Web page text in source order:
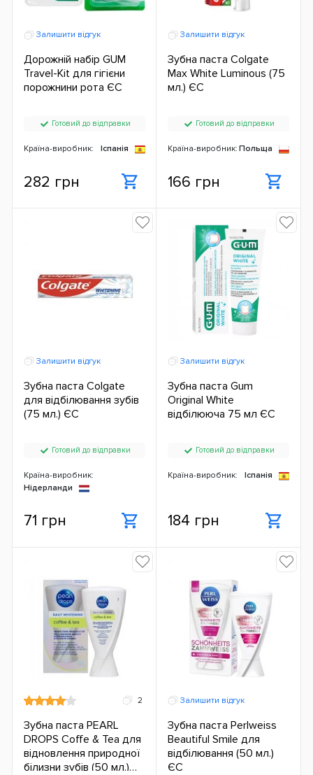
Залишити відгук
Дорожній набір GUM
Travel-Kit для гігієни
порожнини рота ЄС
Готовий до відправки
Країна-виробник: Іспанія
282 грн
Залишити відгук
Зубна паста Colgate
Max White Luminous (75
мл.) ЄС
Готовий до відправки
Країна-виробник: Польща
166 грн
Залишити відгук
Зубна паста Colgate
для відбілювання зубів
(75 мл.) ЄС
Готовий до відправки
Країна-виробник:
Нідерланди
71 грн
Залишити відгук
Зубна паста Gum
Original White
відбілююча 75 мл ЄС
Готовий до відправки
Країна-виробник: Іспанія
184 грн
2
Зубна паста PEARL
DROPS Coffe & Tea для
відновлення природної
білизни зубів (50 мл.)
Залишити відгук
Зубна паста Perlweiss
Beautiful Smile для
відбілювання (50 мл.)
ЄС